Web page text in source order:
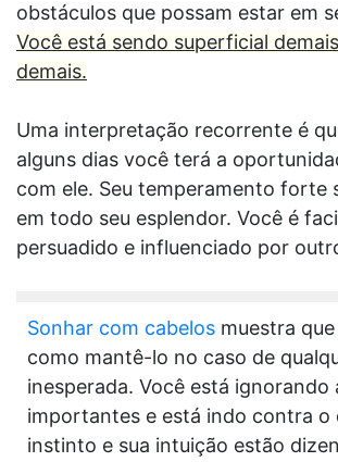
obstáculos que possam estar em
Você está sendo superficial
demais.
Uma interpretação recorrente é
alguns dias você terá a
com ele. Seu temperamento forte
em todo seu esplendor. Você é
persuadido e influenciado por
Sonhar com cabelos muestra
como mantê-lo no caso de
inesperada. Você está ignorando
importantes e está indo contra o
instinto e sua intuição estão